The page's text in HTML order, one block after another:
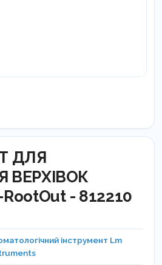
ДЛЯ
ВЕРХІВОК
- 812210
інструмент Lm